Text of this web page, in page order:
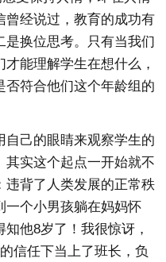
曾经说过，教育的成功有
换位思考。只有当我们
能理解学生在想什么，
符合他们这个年龄组的
自己的眼睛来观察学生的
实这个起点一开始就不
违背了人类发展的正常秩
一个小男孩躺在妈妈怀
他8岁了！我很惊讶，
信任下当上了班长，负